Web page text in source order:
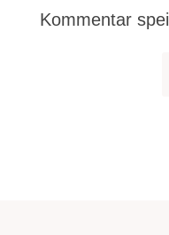
Kommentar